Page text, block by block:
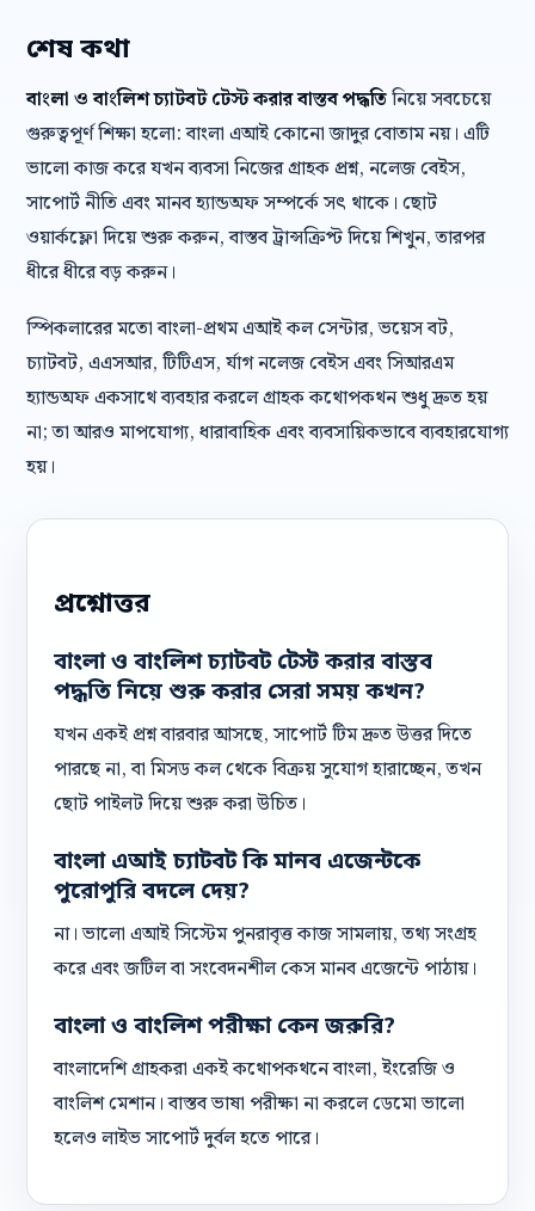
শেষ কথা
বাংলা ও বাংলিশ চ্যাটবট টেস্ট করার বাস্তব পদ্ধতিনিয়ে সবচেয়ে
গুরুত্বপূর্ণ শিক্ষা হলো: বাংলা এআই কোনো জাদুর বোতাম নয়। এটি
ভালো কাজ করে যখন ব্যবসা নিজের গ্রাহক প্রশ্ন, নলেজ বেইস,
সাপোর্ট নীতি এবং মানব হ্যান্ডঅফ সম্পর্কে সৎ থাকে। ছোট
ওয়ার্কফ্লো দিয়ে শুরু করুন, বাস্তব ট্রান্সক্রিপ্ট দিয়ে শিখুন, তারপর
ধীরে ধীরে বড় করুন।
স্পিকলারের মতো বাংলা-প্রথম এআই কল সেন্টার, ভয়েস বট,
চ্যাটবট, এএসআর, টিটিএস, র্যাগ নলেজ বেইস এবং সিআরএম
হ্যান্ডঅফ একসাথে ব্যবহার করলে গ্রাহক কথোপকথন শুধু দ্রুত হয়
না; তা আরও মাপযোগ্য, ধারাবাহিক এবং ব্যবসায়িকভাবে ব্যবহারযোগ্য
হয়।
প্রশ্নোত্তর
বাংলা ও বাংলিশ চ্যাটবট টেস্ট করার বাস্তব
পদ্ধতি নিয়ে শুরু করার সেরা সময় কখন?
যখন একই প্রশ্ন বারবার আসছে, সাপোর্ট টিম দ্রুত উত্তর দিতে
পারছে না, বা মিসড কল থেকে বিক্রয় সুযোগ হারাচ্ছেন, তখন
ছোট পাইলট দিয়ে শুরু করা উচিত।
বাংলা এআই চ্যাটবট কি মানব এজেন্টকে
পুরোপুরি বদলে দেয়?
না। ভালো এআই সিস্টেম পুনরাবৃত্ত কাজ সামলায়, তথ্য সংগ্রহ
করে এবং জটিল বা সংবেদনশীল কেস মানব এজেন্টে পাঠায়।
বাংলা ও বাংলিশ পরীক্ষা কেন জরুরি?
বাংলাদেশি গ্রাহকরা একই কথোপকথনে বাংলা, ইংরেজি ও
বাংলিশ মেশান। বাস্তব ভাষা পরীক্ষা না করলে ডেমো ভালো
হলেও লাইভ সাপোর্ট দুর্বল হতে পারে।